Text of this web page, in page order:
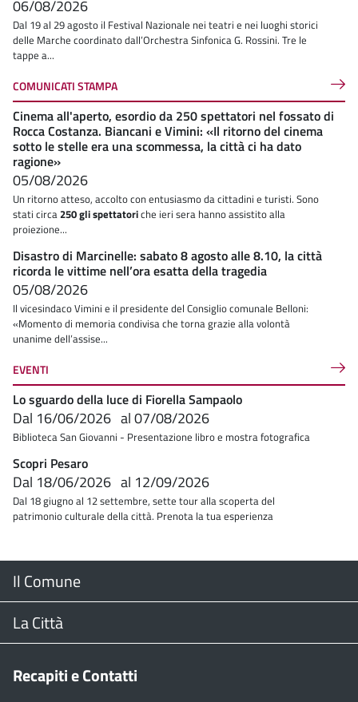
06/08/2026
Dal 19 al 29 agosto il Festival Nazionale nei teatri e nei luoghi storici
delle Marche coordinato dall’Orchestra Sinfonica G. Rossini. Tre le
tappe a...
COMUNICATI STAMPA
Cinema all'aperto, esordio da 250 spettatori nel fossato di
Rocca Costanza. Biancani e Vimini: «Il ritorno del cinema
sotto le stelle era una scommessa, la città ci ha dato
ragione»
05/08/2026
Un ritorno atteso, accolto con entusiasmo da cittadini e turisti. Sono
stati circa250 gli spettatoriche ieri sera hanno assistito alla
proiezione...
Disastro di Marcinelle: sabato 8 agosto alle 8.10, la città
ricorda le vittime nell’ora esatta della tragedia
05/08/2026
Il vicesindaco Vimini e il presidente del Consiglio comunale Belloni:
«Momento di memoria condivisa che torna grazie alla volontà
unanime dell’assise...
EVENTI
Lo sguardo della luce di Fiorella Sampaolo
Dal 16/06/2026 al07/08/2026
Biblioteca San Giovanni - Presentazione libro e mostra fotografica
Scopri Pesaro
Dal 18/06/2026 al 12/09/2026
Dal 18 giugno al 12 settembre, sette tour alla scoperta del
patrimonio culturale della città. Prenota la tua esperienza
Menu
Footer
Il Comune
Il Sindaco
La Città
Recapiti e Contatti